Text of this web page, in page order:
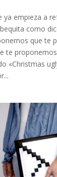
ya empieza a
como
que te
te
«Christmas